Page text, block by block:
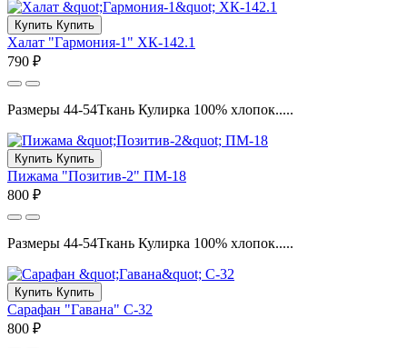
Купить Купить
Халат "Гармония-1" ХК-142.1
790 ₽
Размеры 44-54Ткань Кулирка 100% хлопок.....
Купить Купить
Пижама "Позитив-2" ПМ-18
800 ₽
Размеры 44-54Ткань Кулирка 100% хлопок.....
Купить Купить
Сарафан "Гавана" С-32
800 ₽